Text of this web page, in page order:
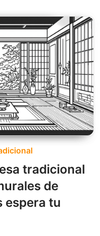
tradicional
de
espera tu